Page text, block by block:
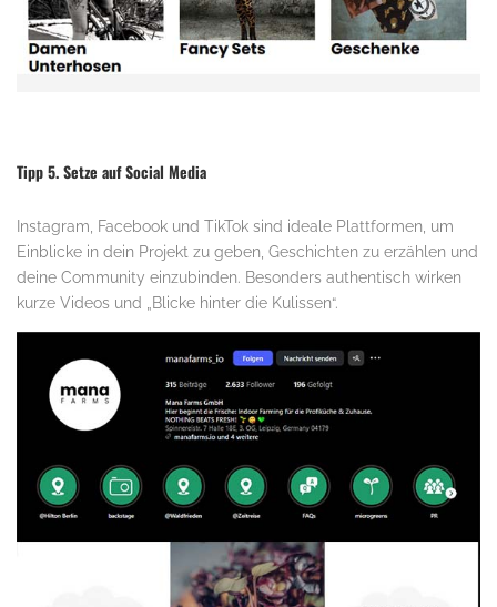
Tipp 5. Setze auf Social Media
Instagram, Facebook und TikTok sind ideale Plattformen, um
Einblicke in dein Projekt zu geben, Geschichten zu erzählen und
deine Community einzubinden. Besonders authentisch wirken
kurze Videos und „Blicke hinter die Kulissen“.